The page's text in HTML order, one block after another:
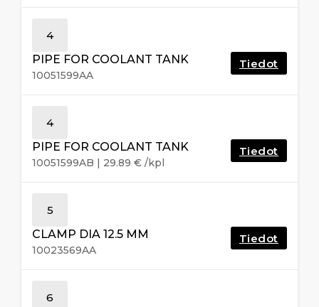
4
PIPE FOR COOLANT TANK
10051599AA
Tiedot
4
PIPE FOR COOLANT TANK
10051599AB | 29.89 € /kpl
Tiedot
5
CLAMP DIA 12.5 MM
10023569AA
Tiedot
6